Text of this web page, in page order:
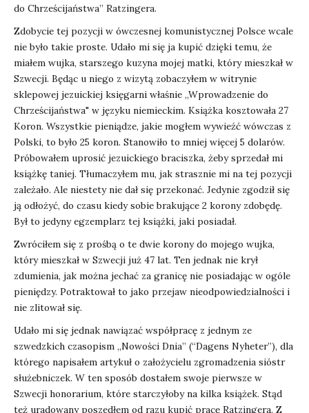
do Chrześcijaństwa” Ratzingera.
Zdobycie tej pozycji w ówczesnej komunistycznej Polsce wcale
nie było takie proste. Udało mi się ja kupić dzięki temu, że
miałem wujka, starszego kuzyna mojej matki, który mieszkał w
Szwecji. Będąc u niego z wizytą zobaczyłem w witrynie
sklepowej jezuickiej księgarni właśnie „Wprowadzenie do
Chrześcijaństwa" w języku niemieckim. Książka kosztowała 27
Koron. Wszystkie pieniądze, jakie mogłem wywieźć wówczas z
Polski, to było 25 koron. Stanowiło to mniej więcej 5 dolarów.
Próbowałem uprosić jezuickiego braciszka, żeby sprzedał mi
książkę taniej. Tłumaczyłem mu, jak strasznie mi na tej pozycji
zależało. Ale niestety nie dał się przekonać. Jedynie zgodził się
ją odłożyć, do czasu kiedy sobie brakujące 2 korony zdobędę.
Był to jedyny egzemplarz tej książki, jaki posiadał.
Zwróciłem się z prośbą o te dwie korony do mojego wujka,
który mieszkał w Szwecji już 47 lat. Ten jednak nie krył
zdumienia, jak można jechać za granicę nie posiadając w ogóle
pieniędzy. Potraktował to jako przejaw nieodpowiedzialności i
nie zlitował się.
Udało mi się jednak nawiązać współpracę z jednym ze
szwedzkich czasopism „Nowości Dnia” (“Dagens Nyheter”), dla
którego napisałem artykuł o założycielu zgromadzenia sióstr
służebniczek. W ten sposób dostałem swoje pierwsze w
Szwecji honorarium, które starczyłoby na kilka książek. Stąd
też uradowany poszedłem od razu kupić pracę Ratzingera. Z